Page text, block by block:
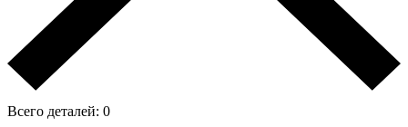
Всего деталей: 0